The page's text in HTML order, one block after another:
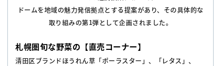
ドームを地域の魅力発信拠点とする提案があり、その具体的な
取り組みの第1弾として企画されました。
札幌圏旬な野菜の【直売コーナー】
清田区ブランドほうれん草「ポーラスター」、「レタス」、